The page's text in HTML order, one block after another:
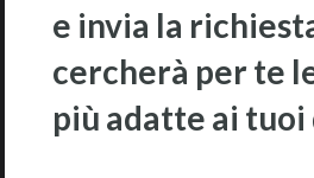
e invia la
cercherà per te
più adatte ai tuoi